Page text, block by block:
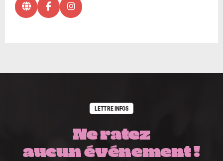
LETTRE INFOS
Ne ratez
aucun événement !